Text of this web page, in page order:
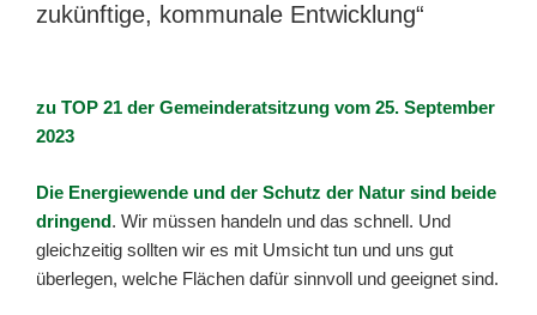
zukünftige, kommunale Entwicklung“
zu TOP 21 der Gemeinderatsitzung vom 25. September
2023
Die Energiewende und der Schutz der Natur sind beide
dringend. Wir müssen handeln und das schnell. Und
gleichzeitig sollten wir es mit Umsicht tun und uns gut
überlegen, welche Flächen dafür sinnvoll und geeignet sind.